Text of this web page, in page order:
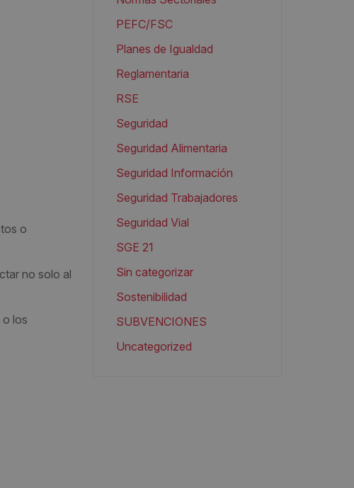
o
no solo al
o los
PEFC/FSC
Planes de Igualdad
Reglamentaria
RSE
Seguridad
Seguridad Alimentaria
Seguridad Información
Seguridad Trabajadores
Seguridad Vial
SGE 21
Sin categorizar
Sostenibilidad
SUBVENCIONES
Uncategorized